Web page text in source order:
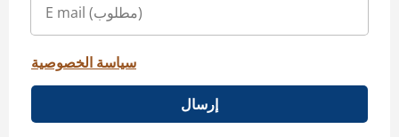
سياسة الخصوصية
إرسال